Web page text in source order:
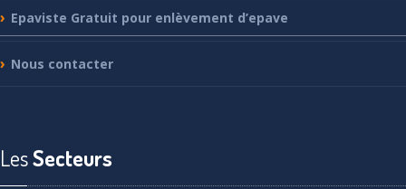
Epaviste Gratuit pour enlèvement d’epave
Nous contacter
LesSecteurs